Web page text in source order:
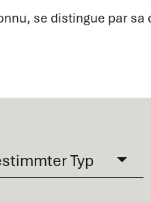
se distingue par
Typ